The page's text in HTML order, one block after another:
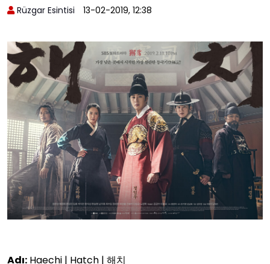
Rüzgar Esintisi 13-02-2019, 12:38
Adı: Haechi | Hatch | 해치